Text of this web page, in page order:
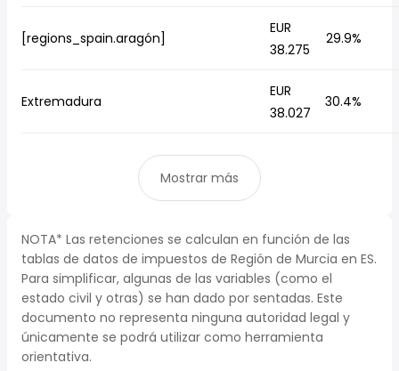
[regions_spain.aragón]
EUR
38.275
29.9%
Extremadura
EUR
38.027
30.4%
Mostrar más
NOTA* Las retenciones se calculan en función de las
tablas de datos de impuestos de Región de Murcia en ES.
Para simplificar, algunas de las variables (como el
estado civil y otras) se han dado por sentadas. Este
documento no representa ninguna autoridad legal y
únicamente se podrá utilizar como herramienta
orientativa.